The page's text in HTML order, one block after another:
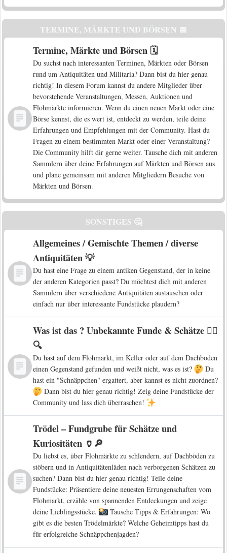
TERMINE, MÄRKTE UND BÖRSEN 📅
Termine, Märkte und Börsen 🗓️
Du suchst nach interessanten Terminen, Märkten oder Börsen
rund um Antiquitäten und Militaria? Dann bist du hier genau
richtig! In diesem Forum kannst du andere Mitglieder über
bevorstehende Veranstaltungen, Messen, Auktionen und
Flohmärkte informieren. Wenn du einen neuen Markt oder eine
Börse kennst, die es wert ist, entdeckt zu werden, teile deine
Erfahrungen und Empfehlungen mit der Community. Hast du
Fragen zu einem bestimmten Markt oder einer Veranstaltung?
Die Community hilft dir gerne weiter. Tausche dich mit anderen
Sammlern über deine Erfahrungen auf Märkten und Börsen aus
und plane gemeinsam mit anderen Mitgliedern Besuche von
Märkten und Börsen.
SONSTIGES 🤔
Allgemeines / Gemischte Themen / diverse
Antiquitäten 💡
Du hast eine Frage zu einem antiken Gegenstand, der in keine
der anderen Kategorien passt? Du möchtest dich mit anderen
Sammlern über verschiedene Antiquitäten austauschen oder
einfach nur über interessante Fundstücke plaudern?
Was ist das ? Unbekannte Funde & Schätze 🕵️‍♀️
🔍
Du hast auf dem Flohmarkt, im Keller oder auf dem Dachboden
einen Gegenstand gefunden und weißt nicht, was es ist?
Du
hast ein "Schnäppchen" ergattert, aber kannst es nicht zuordnen?
Dann bist du hier genau richtig! Zeig deine Fundstücke der
Community und lass dich überraschen!
Trödel – Fundgrube für Schätze und
Kuriositäten 🏺🔎
Du liebst es, über Flohmärkte zu schlendern, auf Dachböden zu
stöbern und in Antiquitätenläden nach verborgenen Schätzen zu
suchen? Dann bist du hier genau richtig! Teile deine
Fundstücke: Präsentiere deine neuesten Errungenschaften vom
Flohmarkt, erzähle von spannenden Entdeckungen und zeige
deine Lieblingsstücke.
Tausche Tipps & Erfahrungen: Wo
gibt es die besten Trödelmärkte? Welche Geheimtipps hast du
für erfolgreiche Schnäppchenjagden?